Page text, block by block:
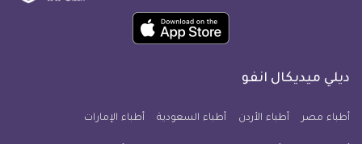
فيسبوكتويتر
ميديكال
يوتيوب
ميديكال
انفو
ميديكال
انفو
ميديكال
انفو
حمل
تطبيق
معلومة
ديلي ميديكال انفو
أطباء مصر أطباء الأردن أطباء السعودية أطباء الإمارات